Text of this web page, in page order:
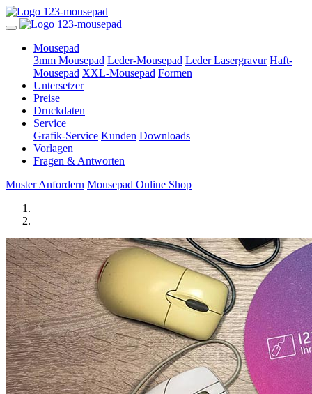
Mousepad
3mm Mousepad Leder-Mousepad Leder Lasergravur Haft-
Mousepad XXL-Mousepad Formen
Untersetzer
Preise
Druckdaten
Service
Grafik-Service Kunden Downloads
Vorlagen
Fragen & Antworten
Muster Anfordern Mousepad Online Shop